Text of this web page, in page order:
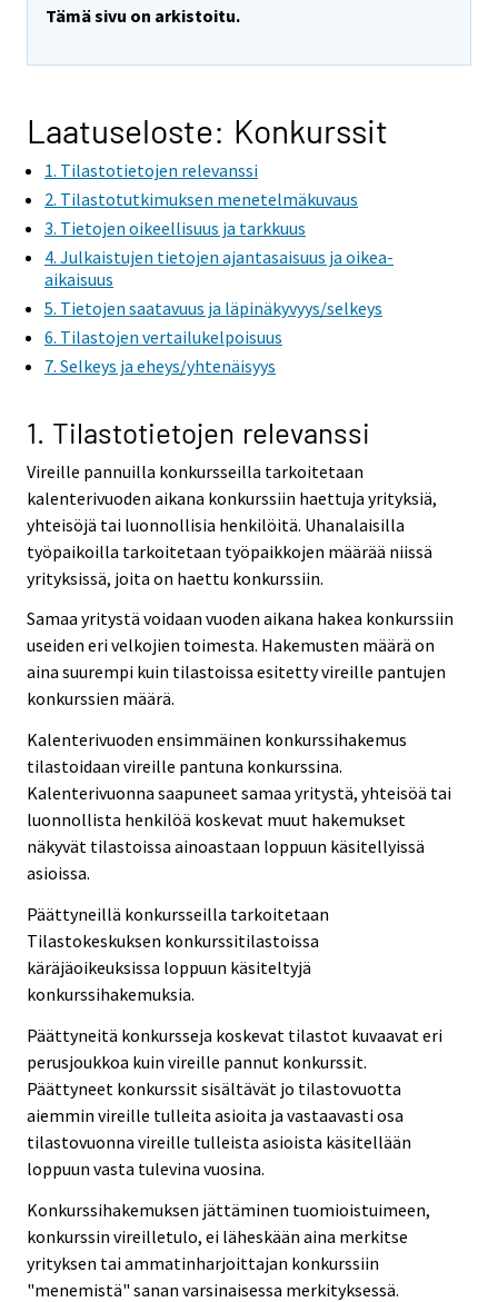
Tämä sivu on arkistoitu.
Laatuseloste: Konkurssit
1. Tilastotietojen relevanssi
2. Tilastotutkimuksen menetelmäkuvaus
3. Tietojen oikeellisuus ja tarkkuus
4. Julkaistujen tietojen ajantasaisuus ja oikea-
aikaisuus
5. Tietojen saatavuus ja läpinäkyvyys/selkeys
6. Tilastojen vertailukelpoisuus
7. Selkeys ja eheys/yhtenäisyys
1. Tilastotietojen relevanssi
Vireille pannuilla konkursseilla tarkoitetaan
kalenterivuoden aikana konkurssiin haettuja yrityksiä,
yhteisöjä tai luonnollisia henkilöitä. Uhanalaisilla
työpaikoilla tarkoitetaan työpaikkojen määrää niissä
yrityksissä, joita on haettu konkurssiin.
Samaa yritystä voidaan vuoden aikana hakea konkurssiin
useiden eri velkojien toimesta. Hakemusten määrä on
aina suurempi kuin tilastoissa esitetty vireille pantujen
konkurssien määrä.
Kalenterivuoden ensimmäinen konkurssihakemus
tilastoidaan vireille pantuna konkurssina.
Kalenterivuonna saapuneet samaa yritystä, yhteisöä tai
luonnollista henkilöä koskevat muut hakemukset
näkyvät tilastoissa ainoastaan loppuun käsitellyissä
asioissa.
Päättyneillä konkursseilla tarkoitetaan
Tilastokeskuksen konkurssitilastoissa
käräjäoikeuksissa loppuun käsiteltyjä
konkurssihakemuksia.
Päättyneitä konkursseja koskevat tilastot kuvaavat eri
perusjoukkoa kuin vireille pannut konkurssit.
Päättyneet konkurssit sisältävät jo tilastovuotta
aiemmin vireille tulleita asioita ja vastaavasti osa
tilastovuonna vireille tulleista asioista käsitellään
loppuun vasta tulevina vuosina.
Konkurssihakemuksen jättäminen tuomioistuimeen,
konkurssin vireilletulo, ei läheskään aina merkitse
yrityksen tai ammatinharjoittajan konkurssiin
"menemistä" sanan varsinaisessa merkityksessä.